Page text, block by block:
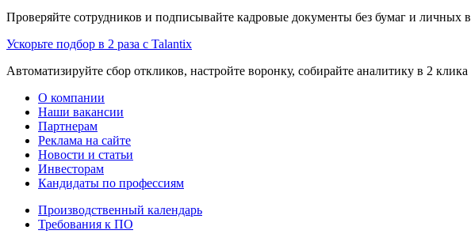
Проверяйте сотрудников и подписывайте кадровые документы без бумаг и личных
Ускорьте подбор в 2 раза с Talantix
Автоматизируйте сбор откликов, настройте воронку, собирайте аналитику в 2 клика
О компании
Наши вакансии
Партнерам
Реклама на сайте
Новости и статьи
Инвесторам
Кандидаты по профессиям
Производственный календарь
Требования к ПО